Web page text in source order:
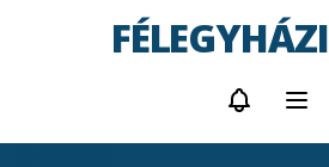
FÉLEGYHÁZI